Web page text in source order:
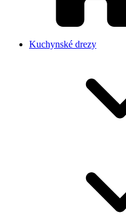
Kuchynské drezy